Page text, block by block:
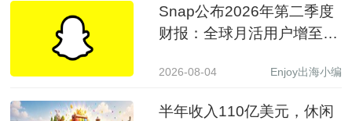
Snap公布2026年第二季度
财报：全球月活用户增至
至15.99亿美元
2026-08-04 Enjoy出海小编
半年收入110亿美元，休闲